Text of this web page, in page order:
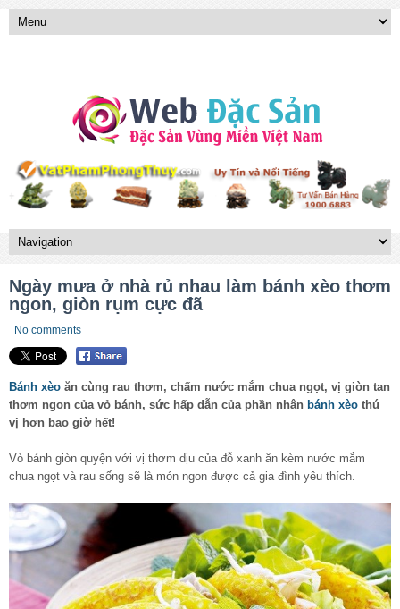
Ngày mưa ở nhà rủ nhau làm bánh xèo thơm
ngon, giòn rụm cực đã
No comments
Bánh xèo ăn cùng rau thơm, chấm nước mắm chua ngọt, vị giòn tan
thơm ngon của vỏ bánh, sức hấp dẫn của phần nhân bánh xèo thú
vị hơn bao giờ hết!
Vỏ bánh giòn quyện với vị thơm dịu của đỗ xanh ăn kèm nước mắm
chua ngọt và rau sống sẽ là món ngon được cả gia đình yêu thích.